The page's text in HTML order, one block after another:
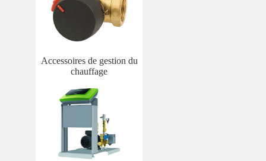
Accessoires de gestion du
chauffage